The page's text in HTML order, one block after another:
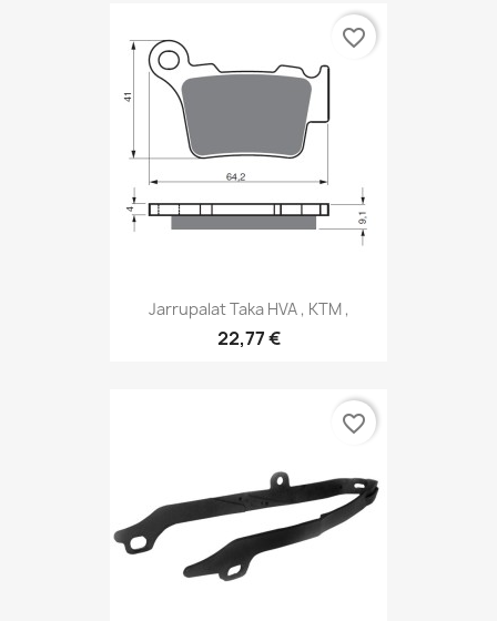
Jarrupalat Taka HVA , KTM ,
22,77 €
favorite_border
favorite_border